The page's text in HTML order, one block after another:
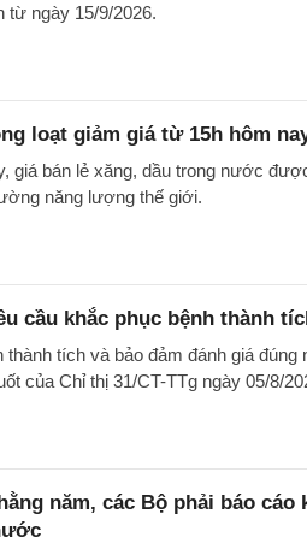
từ ngày 15/9/2026.
loạt giảm giá từ 15h hôm
giá bán lẻ xăng, dầu trong nước
năng lượng thế giới.
cầu khắc phục bệnh thành
thành tích và bảo đảm đánh giá
của Chỉ thị 31/CT-TTg ngày 05/8/
năm, các Bộ phải báo